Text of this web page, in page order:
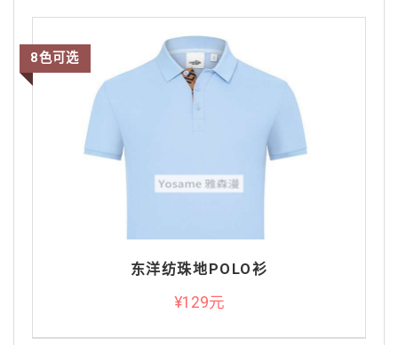
东洋纺珠地POLO衫
¥129元
8色可选